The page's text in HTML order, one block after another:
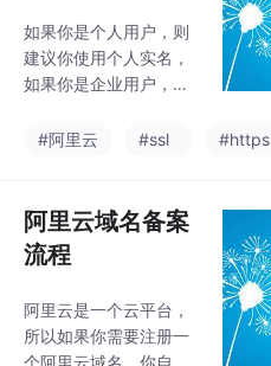
能会不能安装MySQL自
带的可视化界面MySQL
Workbench，如果不能
个c++运行库整合包
如果你是个人用户，则
建议你使用个人实名，
如果你是企业用户，则
这里要注意一下，个人
业发票的。然后下载好
自己的证书，比如你现
在的网站是的webServ
子，我们的网站是上线
在阿里云主机上的，然
#阿里云 #ssl #https
阿里云域名备案
流程
阿里云是一个​云平台​，
所以如果你需要注册一
个阿里云域名，你自然